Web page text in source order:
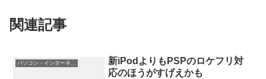
関連記事
パソコン・インターネット
新iPodよりもPSPのロケフリ対
応のほうがすげえかも